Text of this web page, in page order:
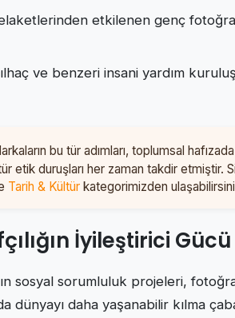
etkilenen genç
ve benzeri insani yardım
bu tür adımları, toplumsal
etik duruşları her zaman takdir etmiştir.
Tarih & Kültür kategorimizden
İyileştirici Gücü
sosyal sorumluluk projeleri,
dünyayı daha yaşanabilir kılma